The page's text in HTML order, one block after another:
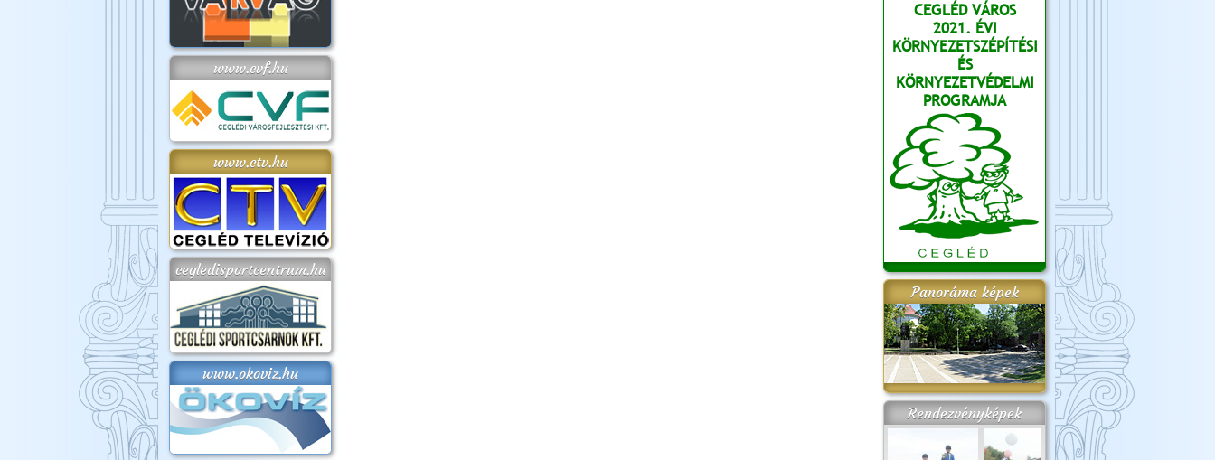
www.cvf.hu
www.ctv.hu
cegledisportcentrum.hu
www.okoviz.hu
CEGLÉD VÁROS
2021. ÉVI
KÖRNYEZETSZÉPÍTÉSI
ÉS
KÖRNYEZETVÉDELMI
PROGRAMJA
Panoráma képek
Rendezvényképek